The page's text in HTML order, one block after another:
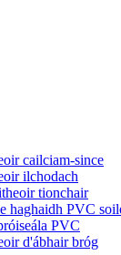
cailciam-since
ilchodach
tionchair
haghaidh PVC
PVC
d'ábhair bróg